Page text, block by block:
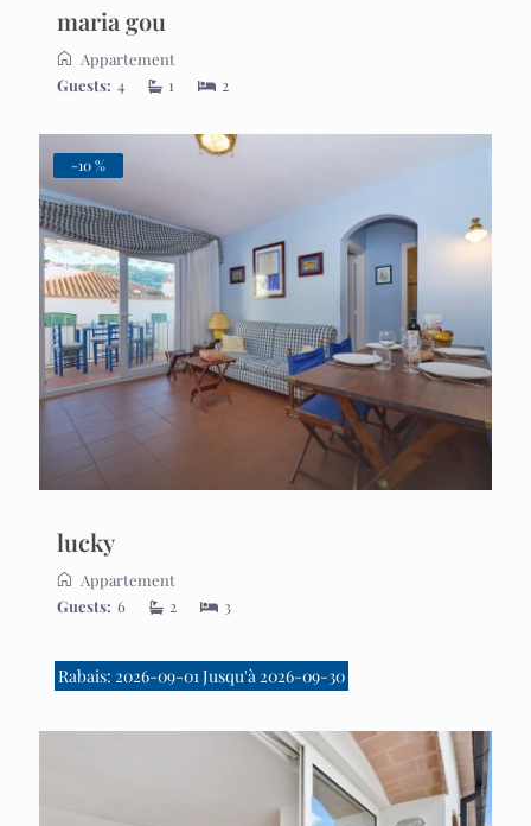
maria gou
Appartement
Guests: 4 1 2
-10 %
lucky
Appartement
Guests: 6 2 3
Rabais: 2026-09-01 Jusqu'à 2026-09-30